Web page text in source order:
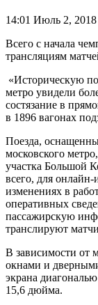
14:01 Июль 2, 2018
Всего с начала
трансляциям
«Историческую
метро увидели
состязание в
в 1896 вагонах
Поезда,
московского
участка Большой
всего, для
изменениях в
оперативных
пассажирскую
транслируют
В зависимости от
окнами и
экрана
15,6 дюйма.